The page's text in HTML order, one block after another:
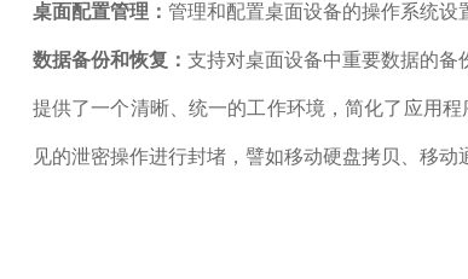
桌面配置管理： 管理和配置桌面设备的操作系统设
数据备份和恢复： 支持对桌面设备中重要数据的备
提供了一个清晰、统一的工作环境，简化了应用
见的泄密操作进行封堵，譬如移动硬盘拷贝、移